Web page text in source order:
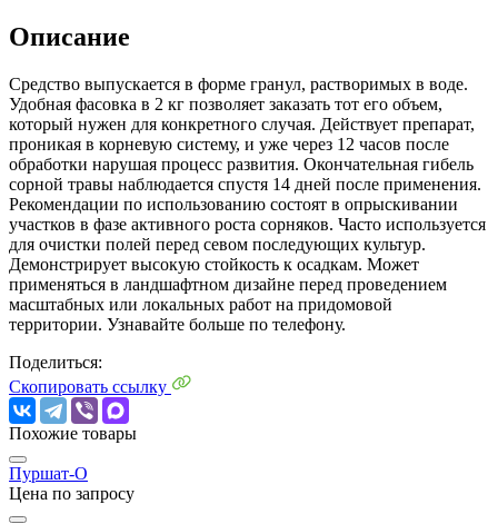
Описание
Средство выпускается в форме гранул, растворимых в воде.
Удобная фасовка в 2 кг позволяет заказать тот его объем,
который нужен для конкретного случая. Действует препарат,
проникая в корневую систему, и уже через 12 часов после
обработки нарушая процесс развития. Окончательная гибель
сорной травы наблюдается спустя 14 дней после применения.
Рекомендации по использованию состоят в опрыскивании
участков в фазе активного роста сорняков. Часто используется
для очистки полей перед севом последующих культур.
Демонстрирует высокую стойкость к осадкам. Может
применяться в ландшафтном дизайне перед проведением
масштабных или локальных работ на придомовой
территории. Узнавайте больше по телефону.
Поделиться:
Скопировать ссылку
Похожие товары
Пуршат-О
Цена по запросу